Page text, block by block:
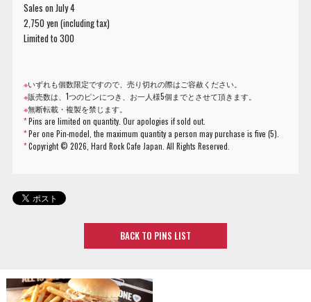
Sales on July 4
2,750 yen (including tax)
Limited to 300
※いずれも個数限定ですので、売り切れの際はご容赦ください。
※販売数は、1つのピンにつき、お一人様5個までとさせて頂きます。
※無断転載・複製を禁じます。
*Pins are limited on quantity. Our apologies if sold out.
*Per one Pin-model, the maximum quantity a person may purchase is five (5).
*Copyright ©2026, Hard Rock Cafe Japan. All Rights Reserved.
BACK TO PINS LIST